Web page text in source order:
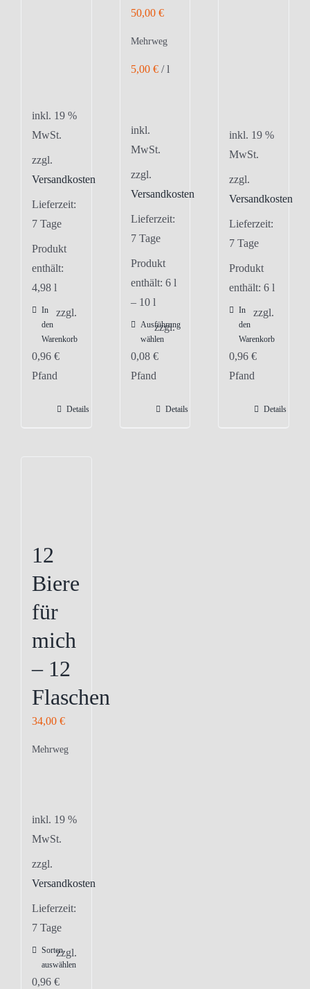
inkl. 19 %
MwSt.
zzgl.
Versandkosten
Lieferzeit:
7 Tage
Produkt
enthält:
4,98 l
In
den
Warenkorb
zzgl.
0,96 €
Pfand
Details
50,00 €
Mehrweg
5,00 €/l
inkl.
MwSt.
zzgl.
Versandkosten
Lieferzeit:
7 Tage
Produkt
enthält: 6 l
– 10 l
Ausführung
wählen
Dieses
Produkt
Varianten
zzgl.
0,08 €
Pfand
Details
inkl. 19 %
MwSt.
zzgl.
Versandkosten
Lieferzeit:
7 Tage
Produkt
enthält: 6l
In
den
Warenkorb
zzgl.
0,96€
Pfand
Details
12
Biere
für
mich
– 12
Flaschen
34,00 €
Mehrweg
inkl. 19 %
MwSt.
zzgl.
Versandkosten
Lieferzeit:
7 Tage
Sorten
auswählen
zzgl.
0,96 €